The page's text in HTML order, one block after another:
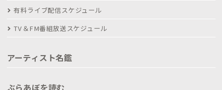
有料ライブ配信スケジュール
TV＆FM番組放送スケジュール
アーティスト名鑑
ぶらあぼを読む